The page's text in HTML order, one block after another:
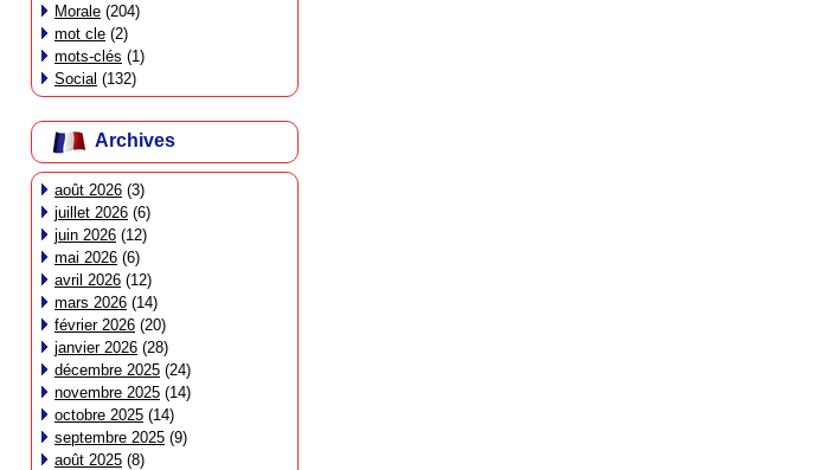
Morale (204)
mot cle (2)
mots-clés (1)
Social (132)
Archives
août 2026 (3)
juillet 2026 (6)
juin 2026 (12)
mai 2026 (6)
avril 2026 (12)
mars 2026 (14)
février 2026 (20)
janvier 2026 (28)
décembre 2025 (24)
novembre 2025 (14)
octobre 2025 (14)
septembre 2025 (9)
août 2025 (8)